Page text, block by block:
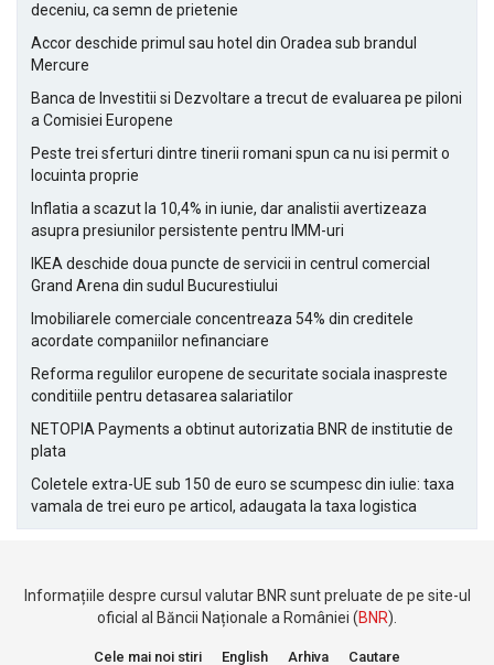
deceniu, ca semn de prietenie
Accor deschide primul sau hotel din Oradea sub brandul
Mercure
Banca de Investitii si Dezvoltare a trecut de evaluarea pe piloni
a Comisiei Europene
Peste trei sferturi dintre tinerii romani spun ca nu isi permit o
locuinta proprie
Inflatia a scazut la 10,4% in iunie, dar analistii avertizeaza
asupra presiunilor persistente pentru IMM-uri
IKEA deschide doua puncte de servicii in centrul comercial
Grand Arena din sudul Bucurestiului
Imobiliarele comerciale concentreaza 54% din creditele
acordate companiilor nefinanciare
Reforma regulilor europene de securitate sociala inaspreste
conditiile pentru detasarea salariatilor
NETOPIA Payments a obtinut autorizatia BNR de institutie de
plata
Coletele extra-UE sub 150 de euro se scumpesc din iulie: taxa
vamala de trei euro pe articol, adaugata la taxa logistica
Informațiile despre cursul valutar BNR sunt preluate de pe site-ul
oficial al Băncii Naționale a României (BNR).
Cele mai noi stiri English Arhiva Cautare